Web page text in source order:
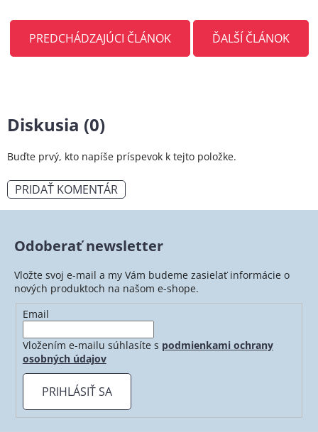
PREDCHÁDZAJÚCI ČLÁNOK ĎALŠÍ ČLÁNOK
Diskusia (0)
Buďte prvý, kto napíše príspevok k tejto položke.
PRIDAŤ KOMENTÁR
Odoberať newsletter
Vložte svoj e-mail a my Vám budeme zasielať informácie o
nových produktoch na našom e-shope.
Email
Vložením e-mailu súhlasíte s podmienkami ochrany
osobných údajov
PRIHLÁSIŤ SA